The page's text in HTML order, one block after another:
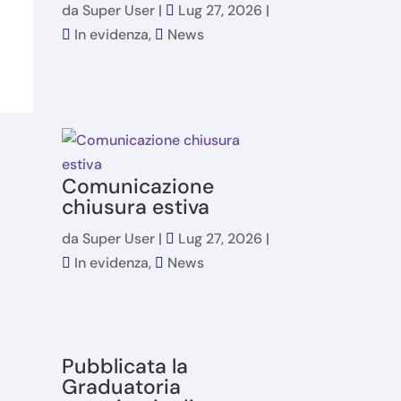
da Super User| Lug 27, 2026 |
In evidenza, News
Comunicazione
chiusura estiva
da Super User| Lug 27, 2026 |
In evidenza, News
Pubblicata la
Graduatoria